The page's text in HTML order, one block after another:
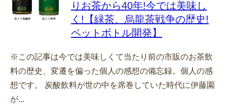
りお茶から40年!今では美味し
く!【緑茶、烏龍茶戦争の歴史!
ペットボトル開発】
※この記事は今では美味しくて当たり前の市販のお茶飲
料の歴史、変遷を偏った個人の感想の備忘録。個人の感
想です。 炭酸飲料が世の中を席巻していた時代に伊藤園
が...